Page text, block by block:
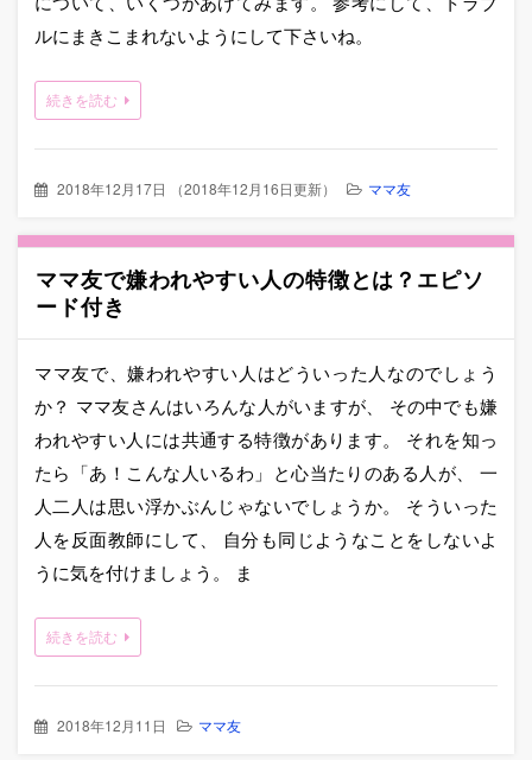
ルにまきこまれないようにして下さいね。
続きを読む
2018年12月17日 （2018年12月16日更新） ママ友
ママ友で嫌われやすい人の特徴とは？エピソ
ード付き
ママ友で、嫌われやすい人はどういった人なのでしょう
か？ ママ友さんはいろんな人がいますが、 その中でも嫌
われやすい人には共通する特徴があります。 それを知っ
たら「あ！こんな人いるわ」と心当たりのある人が、 一
人二人は思い浮かぶんじゃないでしょうか。 そういった
人を反面教師にして、 自分も同じようなことをしないよ
うに気を付けましょう。 ま
続きを読む
2018年12月11日 ママ友